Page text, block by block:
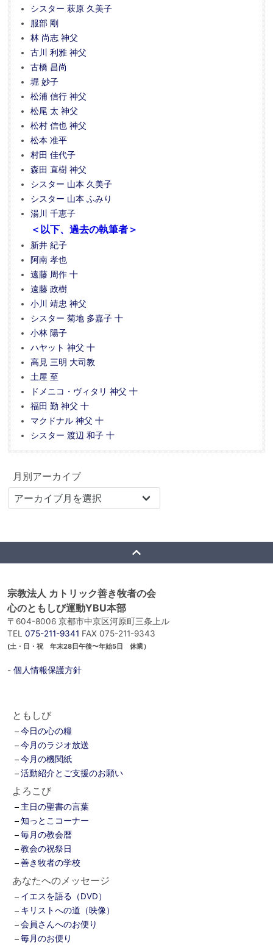
シスター 萩原 久美子
服部 剛
林 尚志 神父
古川 利雅 神父
古橋 昌尚
堀 妙子
松浦 信行 神父
松尾 太 神父
松村 信也 神父
松本 准平
村田 佳代子
森田 直樹 神父
シスター 山本 久美子
シスター 山本 ふみり
湯川 千恵子
＜以下、過去の執筆者＞
新井 紀子
阿南 孝也
遠藤 周作 十
遠藤 政樹
小川 靖忠 神父
シスター 菊地 多嘉子 十
小林 陽子
ハヤット 神父 十
高見 三明 大司教
土屋 至
ドメニコ・ヴィタリ 神父 十
福田 勤 神父 十
マクドナル 神父 十
シスター 渡辺 和子 十
月別アーカイブ
宗教法人 カトリック善き牧者の会
心のともしび運動YBU本部
〒604-8006 京都市中京区河原町三条上ル
TEL 075-211-9341 FAX 075-211-9343
(土・日・祝 年末28日午後〜年始5日 休業）
- 個人情報保護方針
ともしび
今日の心の糧
今月のラジオ放送
今月の機関紙
活動紹介とご支援のお願い
よろこび
主日の聖書の言葉
知っとこコーナー
毎月の教会暦
教会の祝祭日
善き牧者の学校
あなたへのメッセージ
イエスを語る（DVD）
キリストへの道（映像）
会員さんへのお便り
毎月のお便り